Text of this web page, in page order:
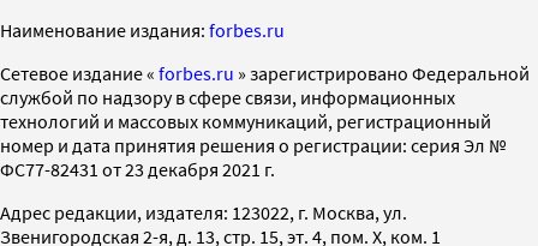
Наименование издания: forbes.ru
Cетевое издание « forbes.ru » зарегистрировано Федеральной
службой по надзору в сфере связи, информационных
технологий и массовых коммуникаций, регистрационный
номер и дата принятия решения о регистрации: серия Эл №
ФС77-82431 от 23 декабря 2021 г.
Адрес редакции, издателя: 123022, г. Москва, ул.
Звенигородская 2-я, д. 13, стр. 15, эт. 4, пом. X, ком. 1